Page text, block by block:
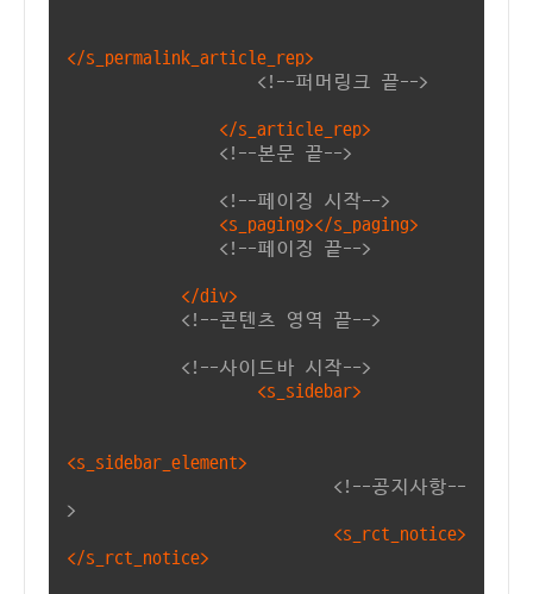
</s_permalink_article_rep>
<!--퍼머링크 끝-->
</s_article_rep>
<!--본문 끝-->
<!--페이징 시작-->
<s_paging></s_paging>
<!--페이징 끝-->
</div>
<!--콘텐츠 영역 끝-->
<!--사이드바 시작-->
<s_sidebar>
<s_sidebar_element>
<!--공지사항--
>
<s_rct_notice>
</s_rct_notice>